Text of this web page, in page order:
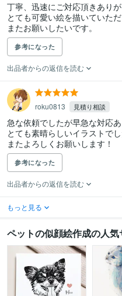
丁寧、迅速にご対応頂きあり
とても可愛い絵を描いていただ
またお願いしたいです。
参考になった
出品者からの返信を読む
roku0813 見積り相談
急な依頼でしたが早急な対応
とても素晴らしいイラストでし
またよろしくお願いします！
参考になった
出品者からの返信を読む
もっと見る
ペットの似顔絵作成の人気